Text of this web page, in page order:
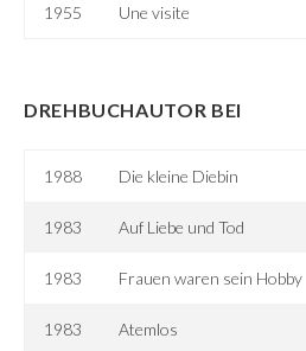
1955 Une visite
DREHBUCHAUTOR BEI
1988 Die kleine Diebin
1983 Auf Liebe und Tod
1983 Frauen waren sein Hobby
1983 Atemlos